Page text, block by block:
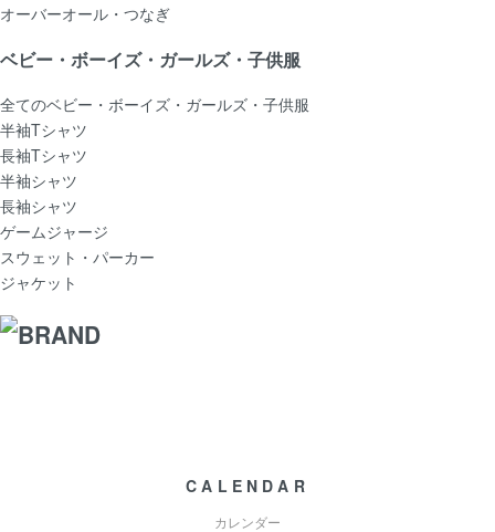
オーバーオール・つなぎ
ベビー・ボーイズ・ガールズ・子供服
全てのベビー・ボーイズ・ガールズ・子供服
半袖Tシャツ
長袖Tシャツ
半袖シャツ
長袖シャツ
ゲームジャージ
スウェット・パーカー
ジャケット
CALENDAR
カレンダー